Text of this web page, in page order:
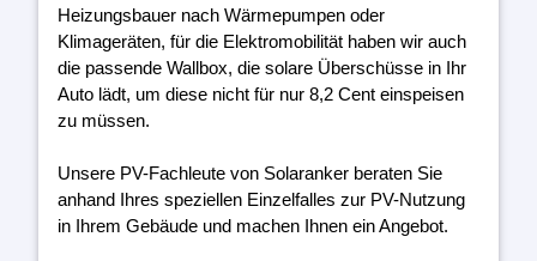
Heizungsbauer nach Wärmepumpen oder
Klimageräten, für die Elektromobilität haben wir auch
die passende Wallbox, die solare Überschüsse in Ihr
Auto lädt, um diese nicht für nur 8,2 Cent einspeisen
zu müssen.
Unsere PV-Fachleute von Solaranker beraten Sie
anhand Ihres speziellen Einzelfalles zur PV-Nutzung
in Ihrem Gebäude und machen Ihnen ein Angebot.